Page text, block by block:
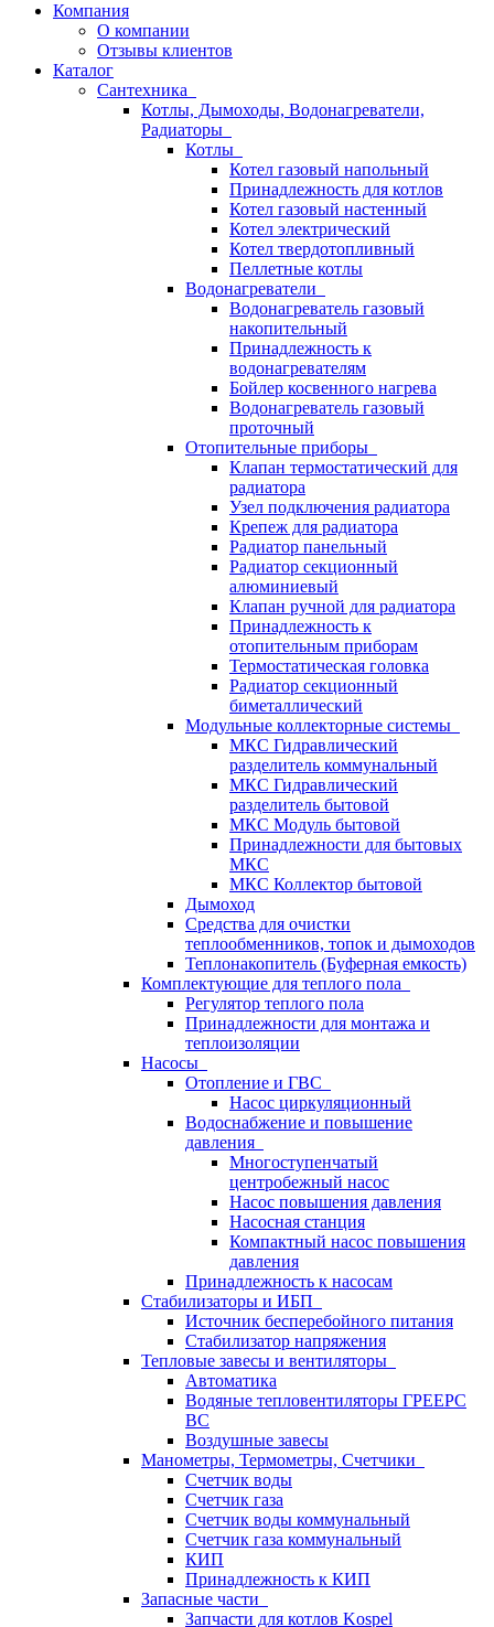
Компания
О компании
Отзывы клиентов
Каталог
Сантехника
Котлы, Дымоходы, Водонагреватели,
Радиаторы
Котлы
Котел газовый напольный
Принадлежность для котлов
Котел газовый настенный
Котел электрический
Котел твердотопливный
Пеллетные котлы
Водонагреватели
Водонагреватель газовый
накопительный
Принадлежность к
водонагревателям
Бойлер косвенного нагрева
Водонагреватель газовый
проточный
Отопительные приборы
Клапан термостатический для
радиатора
Узел подключения радиатора
Крепеж для радиатора
Радиатор панельный
Радиатор секционный
алюминиевый
Клапан ручной для радиатора
Принадлежность к
отопительным приборам
Термостатическая головка
Радиатор секционный
биметаллический
Модульные коллекторные системы
МКС Гидравлический
разделитель коммунальный
МКС Гидравлический
разделитель бытовой
МКС Модуль бытовой
Принадлежности для бытовых
МКС
МКС Коллектор бытовой
Дымоход
Средства для очистки
теплообменников, топок и дымоходов
Теплонакопитель (Буферная емкость)
Комплектующие для теплого пола
Регулятор теплого пола
Принадлежности для монтажа и
теплоизоляции
Насосы
Отопление и ГВС
Насос циркуляционный
Водоснабжение и повышение
давления
Многоступенчатый
центробежный насос
Насос повышения давления
Насосная станция
Компактный насос повышения
давления
Принадлежность к насосам
Стабилизаторы и ИБП
Источник бесперебойного питания
Стабилизатор напряжения
Тепловые завесы и вентиляторы
Автоматика
Водяные тепловентиляторы ГРЕЕРС
ВС
Воздушные завесы
Манометры, Термометры, Счетчики
Счетчик воды
Счетчик газа
Счетчик воды коммунальный
Счетчик газа коммунальный
КИП
Принадлежность к КИП
Запасные части
Запчасти для котлов Kospel